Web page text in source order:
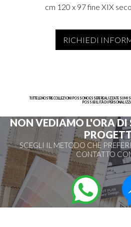
cm 120 x 97 fine XIX
RICHIEDI
TUTTE LE NOSTRE COLLEZIONI POSSONO ESSERE REALIZZATE SU
POSSIBILITÀ DI
NON VEDIAMO L'ORA DI
SCEGLI IL METODO CHE
CONTATTO